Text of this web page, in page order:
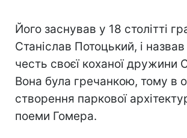
Його заснував у 18 столітті
Станіслав Потоцький, і
честь своєї коханої дружини
Вона була гречанкою, тому в
створення паркової
поеми Гомера.